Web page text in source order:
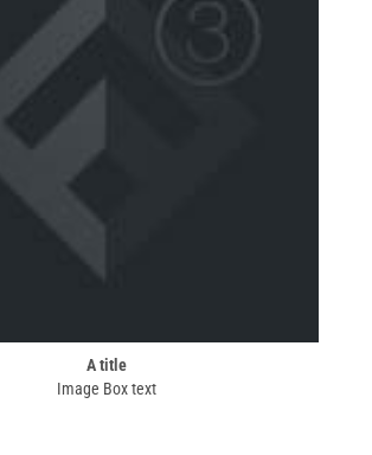
A title
Image Box text